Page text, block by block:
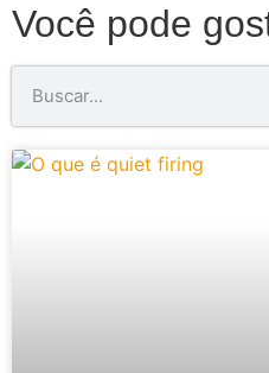
Você pode